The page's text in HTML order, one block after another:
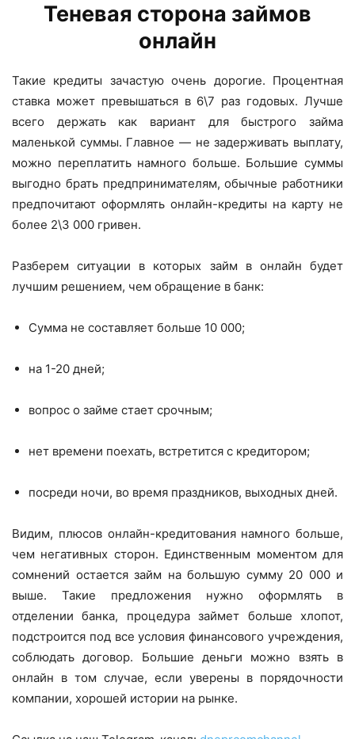
Теневая сторона займов
онлайн
Такие кредиты зачастую очень дорогие. Процентная
ставка может превышаться в 6\7 раз годовых. Лучше
всего держать как вариант для быстрого займа
маленькой суммы. Главное — не задерживать выплату,
можно переплатить намного больше. Большие суммы
выгодно брать предпринимателям, обычные работники
предпочитают оформлять онлайн-кредиты на карту не
более 2\3 000 гривен.
Разберем ситуации в которых займ в онлайн будет
лучшим решением, чем обращение в банк:
Сумма не составляет больше 10 000;
на 1-20 дней;
вопрос о займе стает срочным;
нет времени поехать, встретится с кредитором;
посреди ночи, во время праздников, выходных дней.
Видим, плюсов онлайн-кредитования намного больше,
чем негативных сторон. Единственным моментом для
сомнений остается займ на большую сумму 20 000 и
выше. Такие предложения нужно оформлять в
отделении банка, процедура займет больше хлопот,
подстроится под все условия финансового учреждения,
соблюдать договор. Большие деньги можно взять в
онлайн в том случае, если уверены в порядочности
компании, хорошей истории на рынке.